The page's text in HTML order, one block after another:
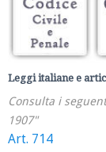
Leggi italiane e
Consulta i
1907"
Art. 714